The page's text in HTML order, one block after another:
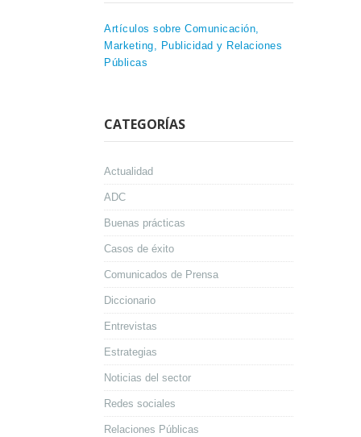
Artículos sobre Comunicación,
Marketing, Publicidad y Relaciones
Públicas
CATEGORÍAS
Actualidad
ADC
Buenas prácticas
Casos de éxito
Comunicados de Prensa
Diccionario
Entrevistas
Estrategias
Noticias del sector
Redes sociales
Relaciones Públicas